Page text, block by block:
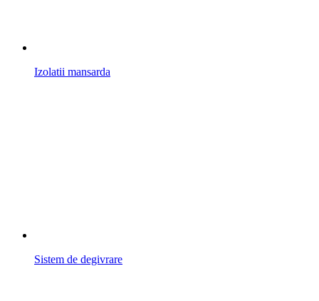
Izolatii mansarda
Sistem de degivrare